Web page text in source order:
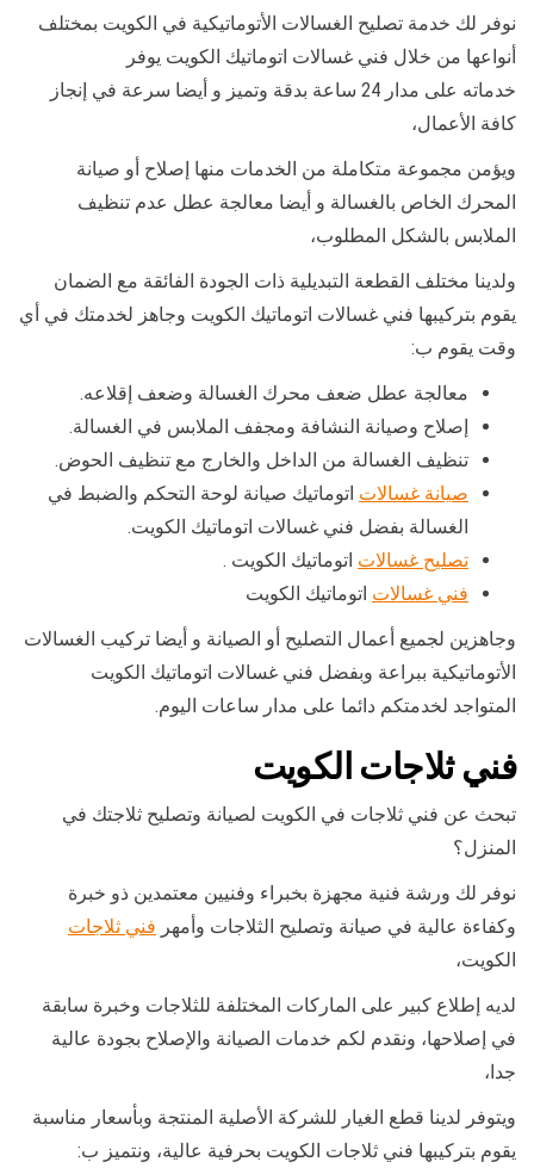
نوفر لك خدمة تصليح الغسالات الأتوماتيكية في الكويت بمختلف
أنواعها من خلال فني غسالات اتوماتيك الكويت يوفر
خدماته على مدار 24 ساعة بدقة وتميز و أيضا سرعة في إنجاز
كافة الأعمال،
ويؤمن مجموعة متكاملة من الخدمات منها إصلاح أو صيانة
المحرك الخاص بالغسالة و أيضا معالجة عطل عدم تنظيف
الملابس بالشكل المطلوب،
ولدينا مختلف القطعة التبديلية ذات الجودة الفائقة مع الضمان
يقوم بتركيبها فني غسالات اتوماتيك الكويت وجاهز لخدمتك في أي
وقت يقوم ب:
معالجة عطل ضعف محرك الغسالة وضعف إقلاعه.
إصلاح وصيانة النشافة ومجفف الملابس في الغسالة.
تنظيف الغسالة من الداخل والخارج مع تنظيف الحوض.
صيانة غسالات اتوماتيك صيانة لوحة التحكم والضبط في
الغسالة بفضل فني غسالات اتوماتيك الكويت.
تصليح غسالات اتوماتيك الكويت .
فني غسالات اتوماتيك الكويت
وجاهزين لجميع أعمال التصليح أو الصيانة و أيضا تركيب الغسالات
الأتوماتيكية ببراعة وبفضل فني غسالات اتوماتيك الكويت
المتواجد لخدمتكم دائما على مدار ساعات اليوم.
فني ثلاجات الكويت
تبحث عن فني ثلاجات في الكويت لصيانة وتصليح ثلاجتك في
المنزل؟
نوفر لك ورشة فنية مجهزة بخبراء وفنيين معتمدين ذو خبرة
وكفاءة عالية في صيانة وتصليح الثلاجات وأمهر فني ثلاجات
الكويت،
لديه إطلاع كبير على الماركات المختلفة للثلاجات وخبرة سابقة
في إصلاحها، ونقدم لكم خدمات الصيانة والإصلاح بجودة عالية
جدا،
ويتوفر لدينا قطع الغيار للشركة الأصلية المنتجة وبأسعار مناسبة
يقوم بتركيبها فني ثلاجات الكويت بحرفية عالية، ونتميز ب: